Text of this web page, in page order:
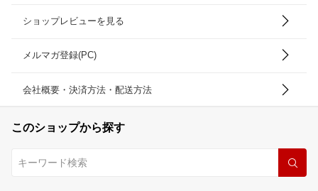
ショップレビューを見る
メルマガ登録(PC)
会社概要・決済方法・配送方法
このショップから探す